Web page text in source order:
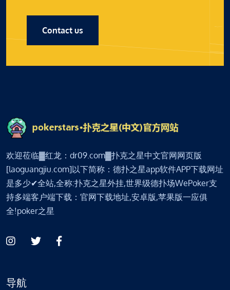
Contact us
欢迎莅临▓红龙：dr09.com▓扑克之星中文官网网页版
[laoguangjiu.com]以下简称：德扑之星app软件APP下载网址
是多少✔全站,全称:扑克之星外挂,世界级德扑场WePoker支
持多端客户端下载：官网下载地址,安卓版,苹果版一应俱
全!poker之星
导航